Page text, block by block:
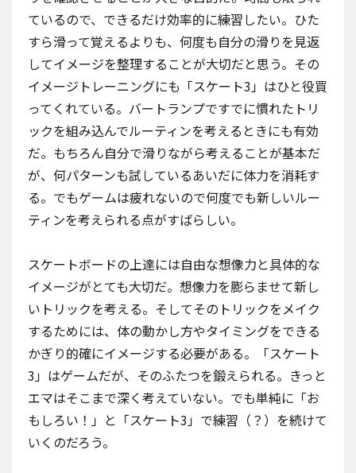
ているので、できるだけ効率的に練習したい。ひた
すら滑って覚えるよりも、何度も自分の滑りを見返
してイメージを整理することが大切だと思う。その
イメージトレーニングにも「スケート3」はひと役買
ってくれている。バートランプですでに慣れたトリ
ックを組み込んでルーティンを考えるときにも有効
だ。もちろん自分で滑りながら考えることが基本だ
が、何パターンも試しているあいだに体力を消耗す
る。でもゲームは疲れないので何度でも新しいルー
ティンを考えられる点がすばらしい。
スケートボードの上達には自由な想像力と具体的な
イメージがとても大切だ。想像力を膨らませて新し
いトリックを考える。そしてそのトリックをメイク
するためには、体の動かし方やタイミングをできる
かぎり的確にイメージする必要がある。「スケート
3」はゲームだが、そのふたつを鍛えられる。きっと
エマはそこまで深く考えていない。でも単純に「お
もしろい！」と「スケート3」で練習（？）を続けて
いくのだろう。